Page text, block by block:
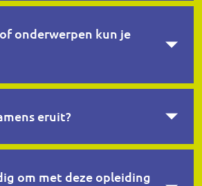
onderwerpen kun je
eruit?
om met deze opleiding